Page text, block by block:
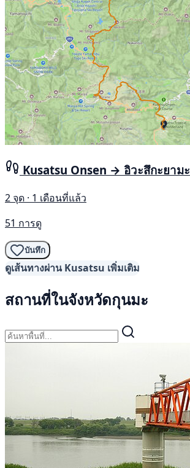
Kusatsu Onsen → อิวะสึกะยามะ
2 จุด · 1 เดือนที่แล้ว
51 การดู
บันทึก
ดูเส้นทางผ่าน Kusatsu เพิ่มเติม
สถานที่ในจังหวัดกุนมะ